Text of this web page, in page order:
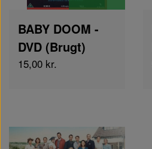
BABY DOOM -
DVD (Brugt)
15,00 kr.